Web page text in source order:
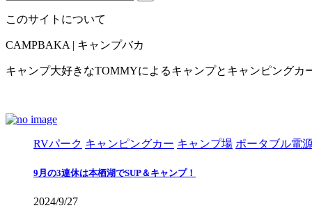
このサイトについて
CAMPBAKA | キャンプバカ
キャンプ大好きなTOMMYによるキャンプとキャンピングカ
RVパーク キャンピングカー キャンプ場 ポータブル電
9月の3連休は本栖湖でSUP＆キャンプ！
2024/9/27